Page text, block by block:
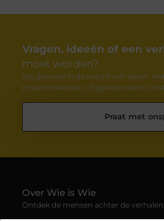
Vragen, ideeën of een
moet worden?
Wij geloven in de kracht van delen.
je samenwerken, of gewoon even
Praat met ons
Over Wie is Wie
Ontdek de mensen achter de verhalen.